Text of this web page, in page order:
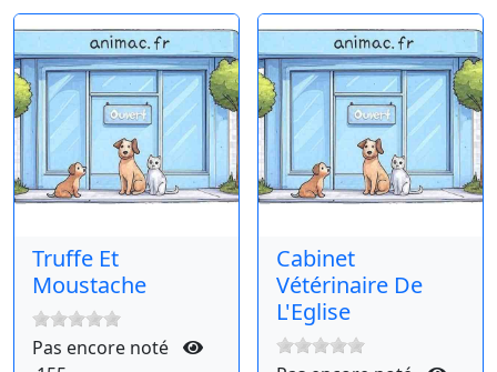
Truffe Et
Moustache
Pas encore noté
Cabinet
Vétérinaire De
L'Eglise